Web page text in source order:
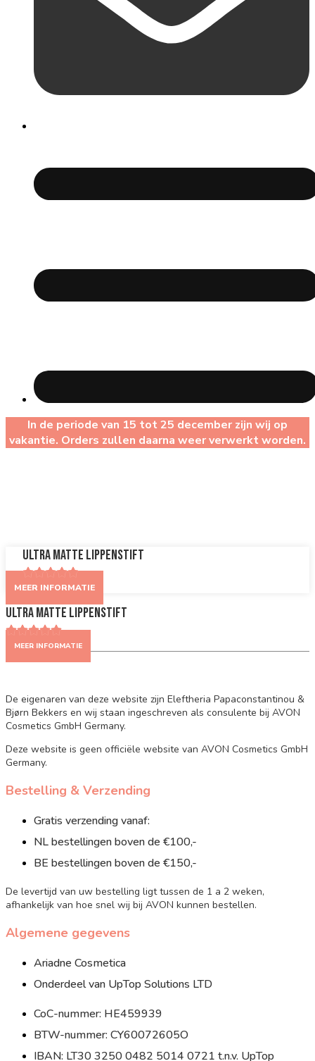
In de periode van 15 tot 25 december zijn wij op
vakantie. Orders zullen daarna weer verwerkt worden.
Ultra Matte Lippenstift
MEER INFORMATIE
Ultra Matte Lippenstift
MEER INFORMATIE
De eigenaren van deze website zijn Eleftheria Papaconstantinou &
Bjørn Bekkers en wij staan ingeschreven als consulente bij AVON
Cosmetics GmbH Germany.
Deze website is geen officiële website van AVON Cosmetics GmbH
Germany.
Bestelling & Verzending
Gratis verzending vanaf:
NL bestellingen boven de €100,-
BE bestellingen boven de €150,-
De levertijd van uw bestelling ligt tussen de 1 a 2 weken,
afhankelijk van hoe snel wij bij AVON kunnen bestellen.
Algemene gegevens
Ariadne Cosmetica
Onderdeel van UpTop Solutions LTD
CoC-nummer: HE459939
BTW-nummer: CY60072605O
IBAN: LT30 3250 0482 5014 0721 t.n.v. UpTop